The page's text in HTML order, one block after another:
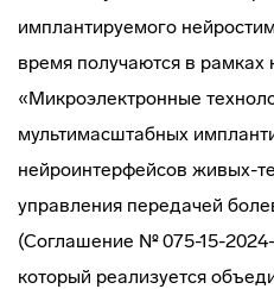
имплантируемого
время получаются в рамках
«Микроэлектронные
мультимасштабных
нейроинтерфейсов живых-
управления передачей
(Соглашение № 075-15-
который реализуется